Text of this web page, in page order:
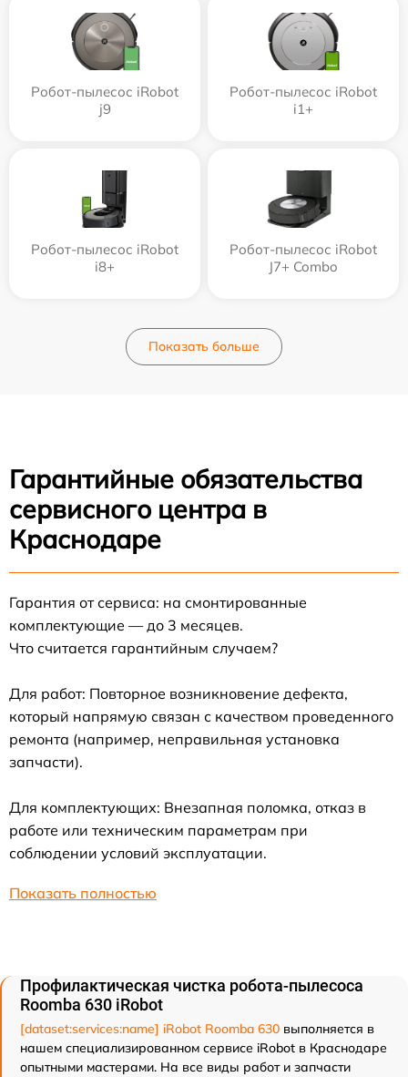
Робот-пылесос iRobot
j9
Робот-пылесос iRobot
i1+
Робот-пылесос iRobot
i8+
Робот-пылесос iRobot
J7+ Combo
Показать больше
Гарантийные обязательства
сервисного центра в
Краснодаре
Гарантия от сервиса: на смонтированные
комплектующие — до 3 месяцев.
Что считается гарантийным случаем?
Для работ: Повторное возникновение дефекта,
который напрямую связан с качеством проведенного
ремонта (например, неправильная установка
запчасти).
Для комплектующих: Внезапная поломка, отказ в
работе или техническим параметрам при
соблюдении условий эксплуатации.
Показать полностью
Профилактическая чистка робота-пылесоса
Roomba 630 iRobot
[dataset:services:name] iRobot Roomba 630 выполняется в
нашем специализированном сервисе iRobot в Краснодаре
опытными мастерами. На все виды работ и запчасти